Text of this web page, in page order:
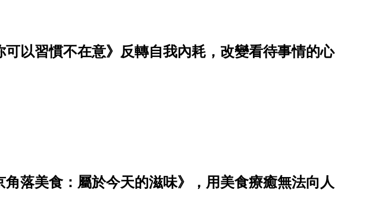
以習慣不在意》反轉自我內耗，改變看待事情的心
角落美食：屬於今天的滋味》，用美食療癒無法向人